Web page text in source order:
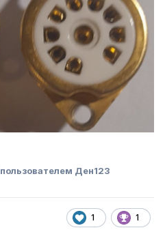
пользователем Ден123
1 1